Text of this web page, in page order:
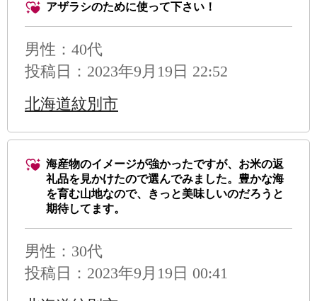
アザラシのために使って下さい！
男性 ：40代
投稿日：2023年9月19日 22:52
北海道紋別市
海産物のイメージが強かったですが、お米の返
礼品を見かけたので選んでみました。豊かな海
を育む山地なので、きっと美味しいのだろうと
期待してます。
男性 ：30代
投稿日：2023年9月19日 00:41